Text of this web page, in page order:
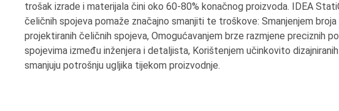
trošak izrade i materijala čini oko 60-80% konačnog proizvoda. IDEA
čeličnih spojeva pomaže značajno smanjiti te troškove: Smanjenjem
projektiranih čeličnih spojeva, Omogućavanjem brze razmjene preciznih
spojevima između inženjera i detaljista, Korištenjem učinkovito
smanjuju potrošnju ugljika tijekom proizvodnje.